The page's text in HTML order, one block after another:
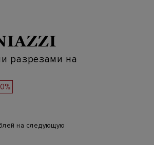
разрезами на
на следующую